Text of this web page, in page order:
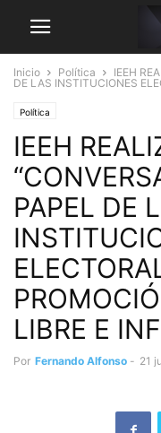
Inicio Política
IEEH
DE LAS INSTITUCIONES
Política
IEEH
PAPEL DE
LIBRE E
Por Fernando Alfonso - 21